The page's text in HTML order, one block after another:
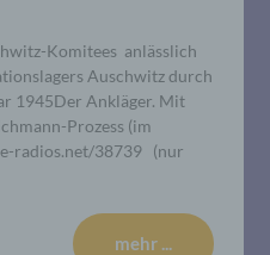
Komitees anlässlich
Auschwitz durch
1945Der Ankläger. Mit
Prozess (im
radios.net/38739 (nur
mehr ...